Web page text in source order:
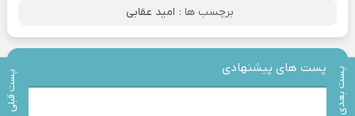
پست بعدی پست قبلی
برچسب ها : امید عقابی
پست های پیشنهادی